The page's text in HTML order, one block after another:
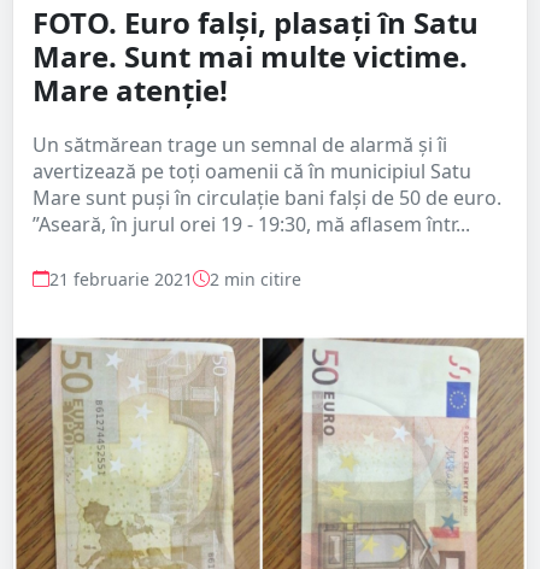
FOTO. Euro falși, plasați în Satu
Mare. Sunt mai multe victime.
Mare atenție!
Un sătmărean trage un semnal de alarmă și îi
avertizează pe toți oamenii că în municipiul Satu
Mare sunt puși în circulație bani falși de 50 de euro.
”Aseară, în jurul orei 19 - 19:30, mă aflasem într...
21 februarie 2021 2 min citire